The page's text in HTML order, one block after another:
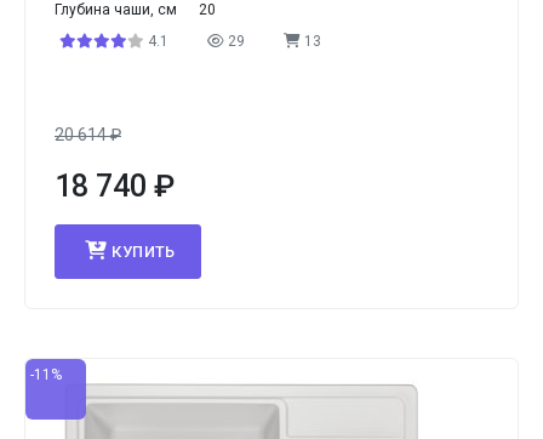
Глубина чаши, см
20
4.1
29 13
20 614₽
18 740 ₽
КУПИТЬ
-11%